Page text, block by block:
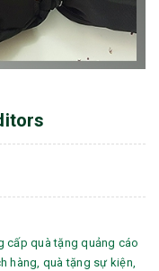
cấp quà tặng quảng cáo
hàng, quà tặng sự kiện,